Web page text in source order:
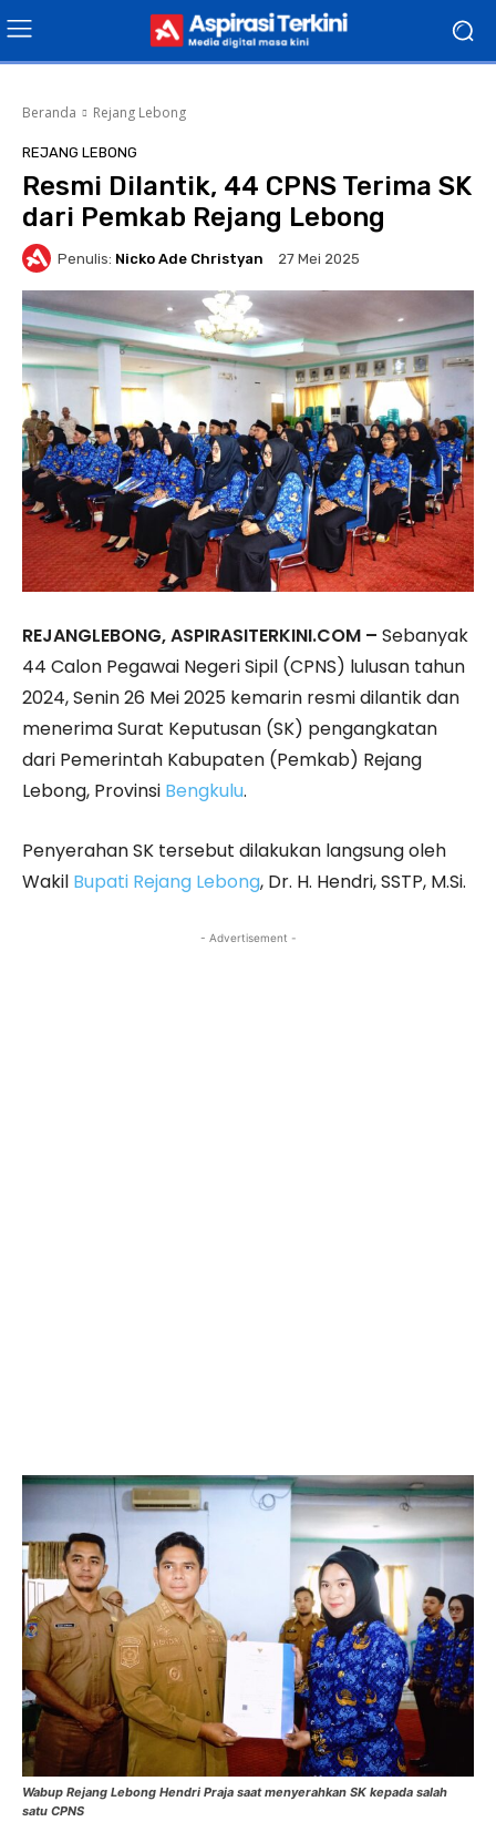
Beranda Rejang Lebong
REJANG LEBONG
Resmi Dilantik, 44 CPNS Terima SK
dari Pemkab Rejang Lebong
Penulis: Nicko Ade Christyan 27 Mei 2025
REJANGLEBONG, ASPIRASITERKINI.COM – Sebanyak
44 Calon Pegawai Negeri Sipil (CPNS) lulusan tahun
2024, Senin 26 Mei 2025 kemarin resmi dilantik dan
menerima Surat Keputusan (SK) pengangkatan
dari Pemerintah Kabupaten (Pemkab) Rejang
Lebong, Provinsi Bengkulu.
Penyerahan SK tersebut dilakukan langsung oleh
Wakil Bupati Rejang Lebong, Dr. H. Hendri, SSTP, M.Si.
- Advertisement -
Wabup Rejang Lebong Hendri Praja saat menyerahkan SK kepada salah
satu CPNS